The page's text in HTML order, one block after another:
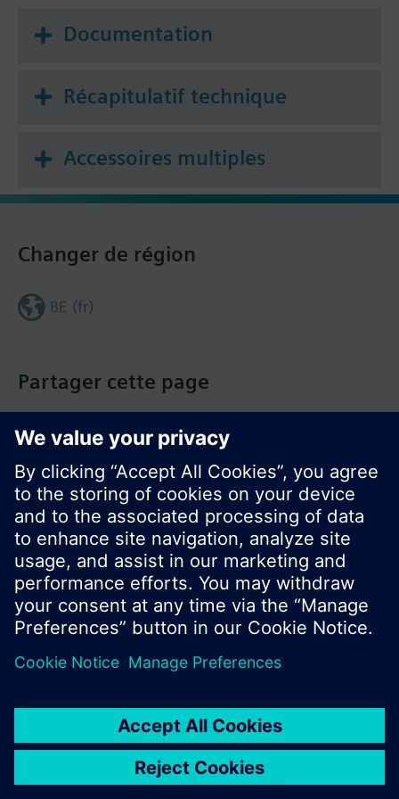
Documentation
Récapitulatif technique
Accessoires multiples
Partager cette page
Changer de région
BE (fr)
© Siemens Switzerland Ltd. Building Technologies
Group - 2016
Le portefeuille des produits peut varier en
| Protection des données
Conditions d'utilisation